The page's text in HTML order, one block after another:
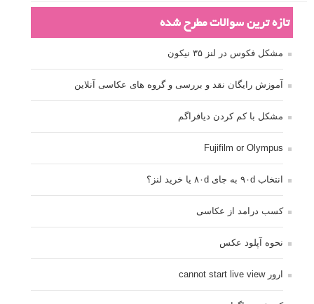
تازه ترین سوالات مطرح شده
مشکل فکوس در لنز ۳۵ نیکون
آموزش رایگان نقد و بررسی و گروه های عکاسی آنلاین
مشکل با کم کردن دیافراگم
Fujifilm or Olympus
انتخاب ۹۰d به جای ۸۰d یا خرید لنز؟
کسب درامد از عکاسی
نحوه آپلود عکس
ارور cannot start live view